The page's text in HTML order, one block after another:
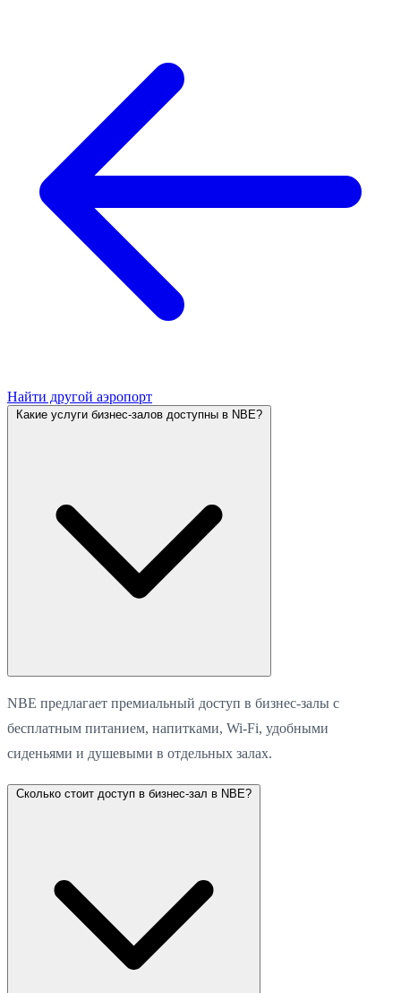
Найти другой аэропорт
Какие услуги бизнес-залов доступны в NBE?
NBE предлагает премиальный доступ в бизнес-залы с
бесплатным питанием, напитками, Wi-Fi, удобными
сиденьями и душевыми в отдельных залах.
Сколько стоит доступ в бизнес-зал в NBE?